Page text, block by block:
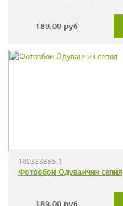
189.00 руб
189333335-1
Фотообои Одуванчик сепия
189.00 руб